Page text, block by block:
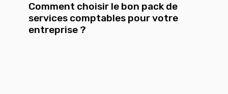
Comment choisir le bon pack de
services comptables pour votre
entreprise ?